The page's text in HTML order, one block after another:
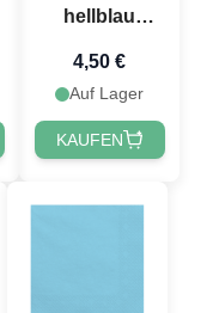
hellblau
Teile - 16 cm
4,50 €
Auf Lager
KAUFEN